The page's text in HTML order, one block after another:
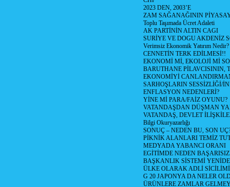
2023 DEN, 2003’E
ZAM SAĞANAĞININ
Toplu Taşımada Ücret Adaleti
AK PARTİNİN ALTIN CAGI
SURİYE VE DOGU AKDENİZ
Verimsiz Ekonomik Yatırım Nedir?
CENNETİN TERK EDİLMESİ!!
EKONOMİ Mİ, EKOLOJİ Mİ
BARUTHANE PİLAVCISININ,
EKONOMİYİ
SARHOŞLARIN SESSİZLİĞİ/
ENFLASYON NEDENLERİ?
YİNE Mİ PARA/FAİZ OYUNU?
VATANDAŞDAN DÜŞMAN
VATANDAŞ, DEVLET
Bilgi Okuryazarlığı
SONUÇ – NEDEN BU, SON
PİKNİK ALANLARI TEMİZ
MEDYADA YABANCI ORANI
EGİTİMDE NEDEN
BAŞKANLIK SİSTEMİ
ÜLKE OLARAK ADLİ
G 20 JAPONYA DA NELER
ÜRÜNLERE ZAMLAR